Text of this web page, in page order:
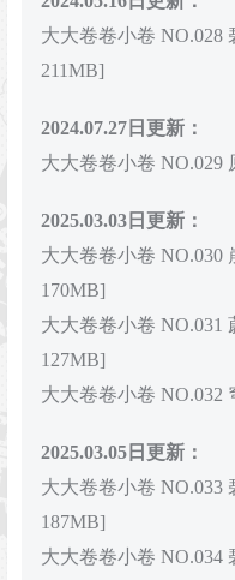
大大卷卷小卷 NO.028
211MB]
2024.07.27日更新：
大大卷卷小卷 NO.029
2025.03.03日更新：
大大卷卷小卷 NO.030
170MB]
大大卷卷小卷 NO.031
127MB]
大大卷卷小卷 NO.032
2025.03.05日更新：
大大卷卷小卷 NO.033
187MB]
大大卷卷小卷 NO.034